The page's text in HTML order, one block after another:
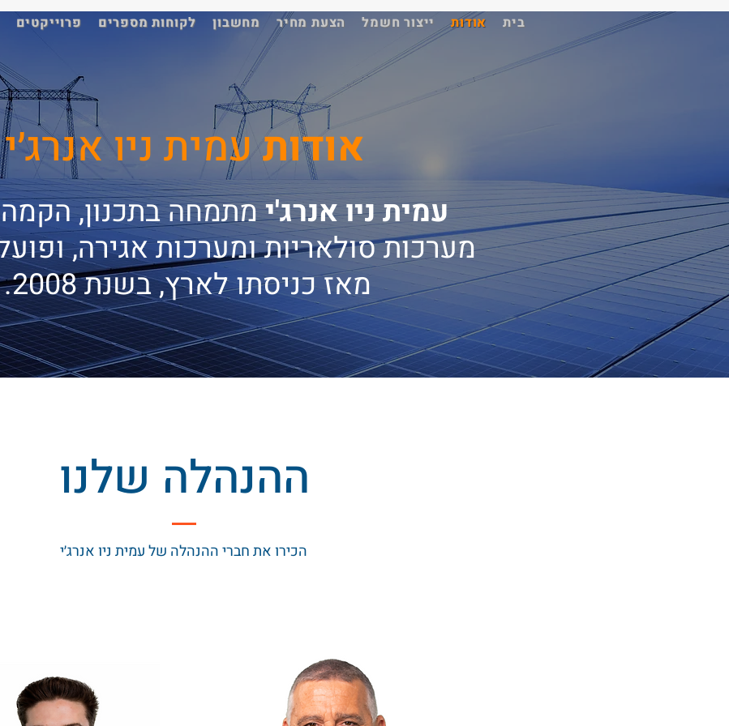
בית אודות ייצור חשמל הצעת מחיר מחשבון לקוחות מספרים פרוייקטים
אודותעמית ניו אנרג׳י
עמית ניו אנרג'ימתמחה בתכנון, הקמה
מערכות סולאריות ומערכות אגירה,
מאז כניסתו לארץ, בשנת 2008.
ההנהלה שלנו
הכירו את חברי ההנהלה של עמית ניו אנרג׳י